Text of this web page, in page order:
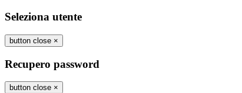
Seleziona utente
button close ×
Recupero password
button close ×